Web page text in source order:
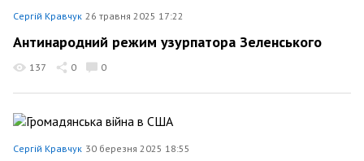
Сергій Кравчук 26 травня 2025 17:22
Антинародний режим узурпатора Зеленського
137 0 0
Сергій Кравчук 30 березня 2025 18:55